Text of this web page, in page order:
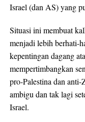
Israel (dan AS) yang
Situasi ini membuat
menjadi lebih berhati-
kepentingan dagang
mempertimbangkan
pro-Palestina dan
ambigu dan tak lagi
Israel.